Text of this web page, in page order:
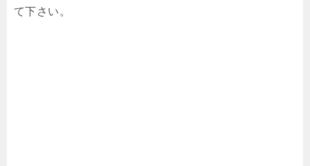
て下さい。